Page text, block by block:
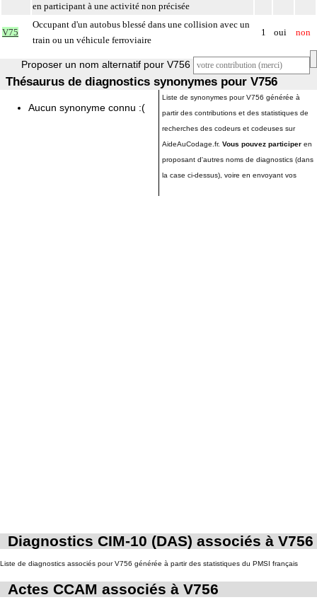
en participant à une activité non précisée
V75
Occupant d'un autobus blessé dans une collision avec un
train ou un véhicule ferroviaire
1 oui non
Proposer un nom alternatif pour V756
Thésaurus de diagnostics synonymes pour V756
Aucun synonyme connu :(
Liste de synonymes pour V756 générée à
partir des contributions et des statistiques de
recherches des codeurs et codeuses sur
AideAuCodage.fr. Vous pouvez participer en
proposant d'autres noms de diagnostics (dans
la case ci-dessus), voire en envoyant vos
Diagnostics CIM-10 (DAS) associés à V756
Liste de diagnostics associés pour V756 générée à partir des statistiques du PMSI français
Actes CCAM associés à V756